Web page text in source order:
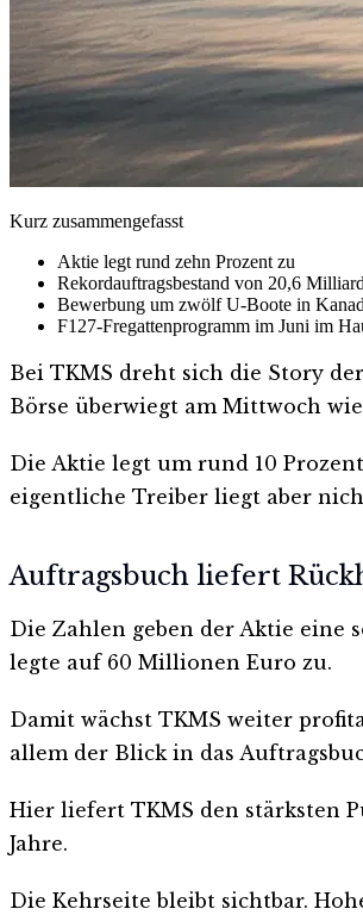
Kurz zusammengefasst
Aktie legt rund zehn Prozent zu
Rekordauftragsbestand von 20,6
Bewerbung um zwölf U-Boote in
F127-Fregattenprogramm im Juni im
Bei TKMS dreht sich die Story
Börse überwiegt am Mittwoch
Die Aktie legt um rund 10
eigentliche Treiber liegt aber
Auftragsbuch liefert
Die Zahlen geben der Aktie eine
legte auf 60 Millionen Euro zu.
Damit wächst TKMS weiter
allem der Blick in das
Hier liefert TKMS den stärksten
Jahre.
Die Kehrseite bleibt sichtbar.